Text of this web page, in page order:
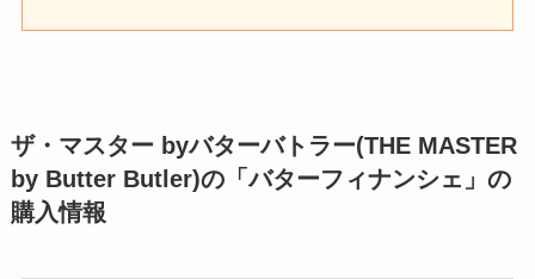
ザ・マスター byバターバトラー(THE MASTER
by Butter Butler)の「バターフィナンシェ」 の
購入情報